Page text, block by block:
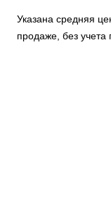
Указана средняя
продаже, без учета